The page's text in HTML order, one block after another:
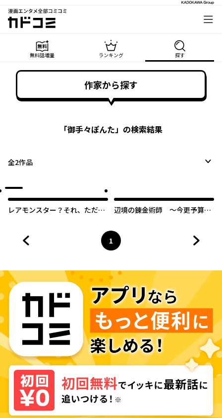
漫画エンタメ全部コミコミ
カドコミ
無料話増量 ランキング 探す
作家から探す
「御手々ぽんた」の検索結果
全2作品
レアモンスター？それ、ただの
ョン化した自宅での日常生活が
配信されてバズったんですが～
辺境の錬金術師 ～今更予算ゼ
ページ
1
へ